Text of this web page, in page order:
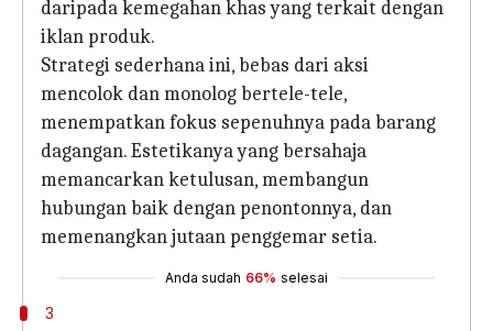
daripada kemegahan khas yang terkait dengan
iklan produk.
Strategi sederhana ini, bebas dari aksi
mencolok dan monolog bertele-tele,
menempatkan fokus sepenuhnya pada barang
dagangan. Estetikanya yang bersahaja
memancarkan ketulusan, membangun
hubungan baik dengan penontonnya, dan
memenangkan jutaan penggemar setia.
Anda sudah 66% selesai
3